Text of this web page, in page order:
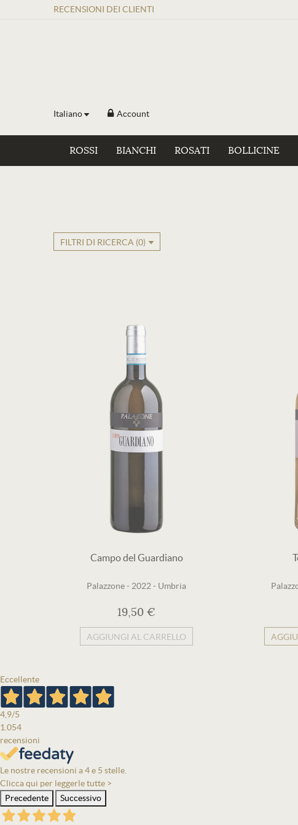
RECENSIONI DEI CLIENTI
Italiano Account
ROSSI BIANCHI ROSATI BOLLICINE
FILTRI DI RICERCA (0)
Campo del Guardiano
Palazzone- 2022 - Umbria
19,50 €
AGGIUNGI AL CARRELLO
Eccellente
4,9/5
1.054
recensioni
Le nostre recensioni a 4 e 5 stelle.
Clicca qui per leggerle tutte >
Precedente
Successivo